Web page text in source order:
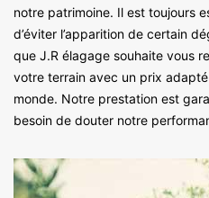
notre patrimoine. Il est toujours
d’éviter l’apparition de certain
que J.R élagage souhaite vous
votre terrain avec un prix
monde. Notre prestation est
besoin de douter notre